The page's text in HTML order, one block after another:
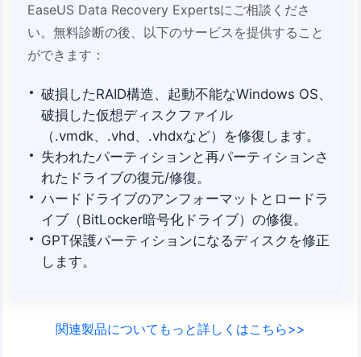
EaseUS Data Recovery Expertsにご相談くださ
い。無料診断の後、以下のサービスを提供すること
ができます：
破損したRAID構造、起動不能なWindows OS、
破損した仮想ディスクファイル
（.vmdk、.vhd、.vhdxなど）を修復します。
失われたパーティションと再パーティションさ
れたドライブの復元/修復。
ハードドライブのアンフォーマットとロードラ
イブ（BitLocker暗号化ドライブ）の修復。
GPT保護パーティションになるディスクを修正
します。
関連製品についてもっと詳しくはこちら>>